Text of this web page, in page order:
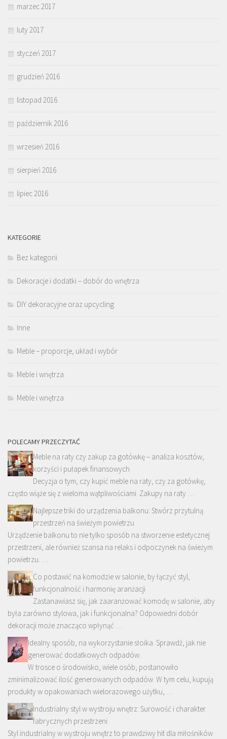
marzec 2017
luty 2017
styczeń 2017
grudzień 2016
listopad 2016
październik 2016
wrzesień 2016
sierpień 2016
lipiec 2016
KATEGORIE
Bez kategorii
Dekoracje i dodatki – dobór do wnętrza
DIY dekoracyjne oraz upcycling
Inne
Meble – proporcje, układ i wybór
Meble i wnętrza
Meble i wnętrza
POLECAMY PRZECZYTAĆ
Meble na raty czy zakup za gotówkę – analiza kosztów,
korzyści i pułapek finansowych
Decyzja o tym, czy kupić meble na raty, czy za gotówkę,
często wiąże się z wieloma wątpliwościami. Zakupy na raty …
Najlepsze triki do urządzenia balkonu: Stwórz przytulną
przestrzeń na świeżym powietrzu
Urządzenie balkonu to nie tylko sposób na stworzenie estetycznej
przestrzeni, ale również szansa na relaks i odpoczynek na świeżym
powietrzu. …
Co postawić na komodzie w salonie, by łączyć styl,
funkcjonalność i harmonię aranżacji
Zastanawiasz się, jak zaaranżować komodę w salonie, aby
była zarówno stylowa, jak i funkcjonalna? Odpowiedni dobór
dekoracji może znacząco wpłynąć …
Idealny sposób, na wykorzystanie słoika. Sprawdź, jak nie
generować dodatkowych odpadów.
W trosce o środowisko, wiele osób, postanowiło
zminimalizować ilość generowanych odpadów. W tym celu, kupują
produkty w opakowaniach wielorazowego użytku, …
Industrialny styl w wystroju wnętrz: Surowość i charakter
fabrycznych przestrzeni
Styl industrialny w wystroju wnętrz to prawdziwy hit dla miłośników